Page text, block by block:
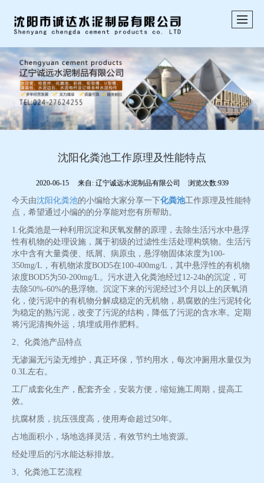
沈阳化粪池工作原理及性能特点
2020-06-15 来自: 辽宁诚远水泥制品有限公司 浏览次数:939
今天由沈阳化粪池的小编给大家分享一下化粪池工作原理及性能特
点，希望通过小编的的分享能对您有所帮助。
1.化粪池是一种利用沉淀和厌氧发酵的原理，去除生活污水中悬浮
性有机物的处理设施，属于初级的过滤性生活处理构筑物。生活污
水中含有大量粪便、纸屑、病原虫，悬浮物固体浓度为100-
350mg/L，有机物浓度BOD5在100-400mg/L，其中悬浮性的有机物
浓度BOD5为50-200mg/L。污水进入化粪池经过12-24h的沉淀，可
去除50%-60%的悬浮物。沉淀下来的污泥经过3个月以上的厌氧消
化，使污泥中的有机物分解成稳定的无机物，易腐败的生污泥转化
为稳定的熟污泥，改变了污泥的结构，降低了污泥的含水率。定期
将污泥清掏外运，填埋或用作肥料。
2、化粪池产品特点
无渗漏无污染无维护，真正环保，节约用水，每次冲厕用水量仅为
0.3L左右。
工厂成套化生产，配套齐全，安装方便，缩短施工周期，提高工
效。
抗腐材质，抗压强度高，使用寿命超过50年。
占地面积小，场地选择灵活，有效节约土地资源。
经处理后的污水能达标排放。
3、化粪池工艺流程